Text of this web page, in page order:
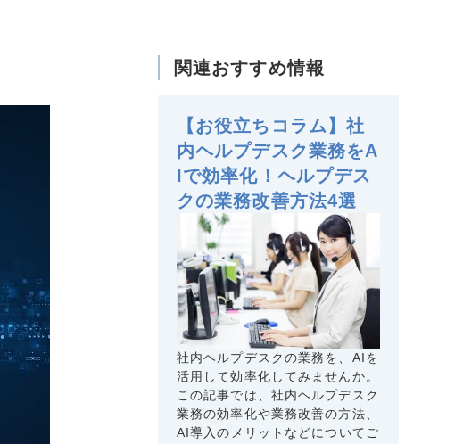
関連おすすめ情報
【お役立ちコラム】社
内ヘルプデスク業務をA
Iで効率化！ヘルプデス
クの業務改善方法4選
社内ヘルプデスクの業務を、AIを
活用して効率化してみませんか。
この記事では、社内ヘルプデスク
業務の効率化や業務改善の方法、
AI導入のメリットなどについてご